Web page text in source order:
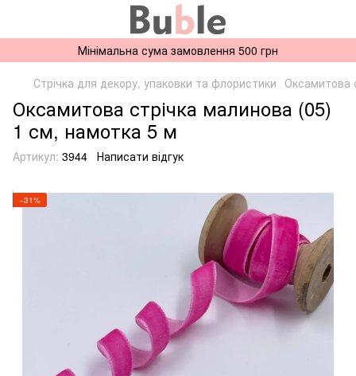
Мінімальна сума замовлення 500 грн
Стрічка для декору, упаковки та флористики Оксамитова
Оксамитова стрічка малинова (05)
1 см, намотка 5 м
Артикул: 3944 Написати відгук
−31%